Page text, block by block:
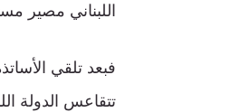
اللبناني مصير
فبعد تلقي
تتقاعس الدولة